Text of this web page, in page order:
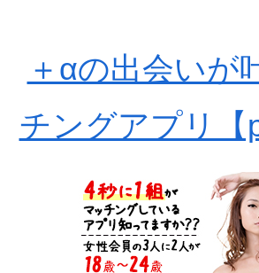
＋αの出会いが
チングアプリ【